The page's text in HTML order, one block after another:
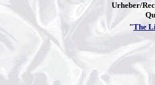
Urheber/
"The